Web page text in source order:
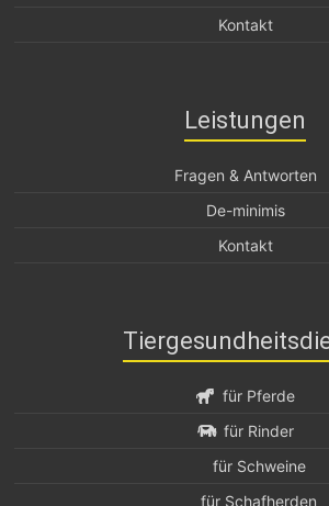
Kontakt
Leistungen
Fragen & Antworten
De-minimis
Kontakt
für Pferde
für Rinder
für Schweine
für Schafherden